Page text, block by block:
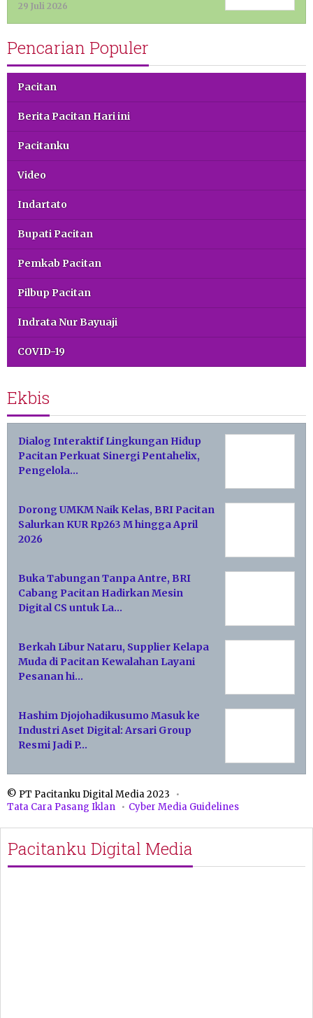
29 Juli 2026
Pencarian Populer
Pacitan
Berita Pacitan Hari ini
Pacitanku
Video
Indartato
Bupati Pacitan
Pemkab Pacitan
Pilbup Pacitan
Indrata Nur Bayuaji
COVID-19
Ekbis
Dialog Interaktif Lingkungan Hidup
Pacitan Perkuat Sinergi Pentahelix,
Pengelola…
Dorong UMKM Naik Kelas, BRI Pacitan
Salurkan KUR Rp263 M hingga April
2026
Buka Tabungan Tanpa Antre, BRI
Cabang Pacitan Hadirkan Mesin
Digital CS untuk La…
Berkah Libur Nataru, Supplier Kelapa
Muda di Pacitan Kewalahan Layani
Pesanan hi…
Hashim Djojohadikusumo Masuk ke
Industri Aset Digital: Arsari Group
Resmi Jadi P…
© PT Pacitanku Digital Media 2023
Tata Cara Pasang Iklan
Cyber Media Guidelines
Pacitanku Digital Media